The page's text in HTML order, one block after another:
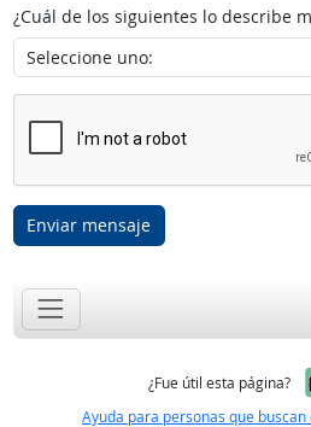
¿Cuál de los siguientes lo describe
Enviar mensaje
¿Fue útil esta página?
Ayuda para personas que